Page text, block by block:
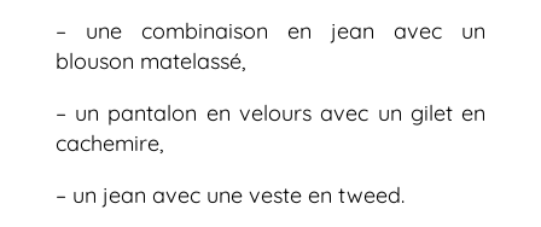
– une combinaison en jean avec un
blouson matelassé,
– un pantalon en velours avec un gilet en
cachemire,
– un jean avec une veste en tweed.